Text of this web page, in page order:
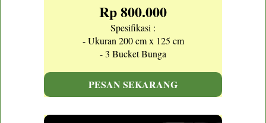
Rp 800.000
Spesifikasi :
- Ukuran 200 cm x 125 cm
- 3 Bucket Bunga
PESAN SEKARANG